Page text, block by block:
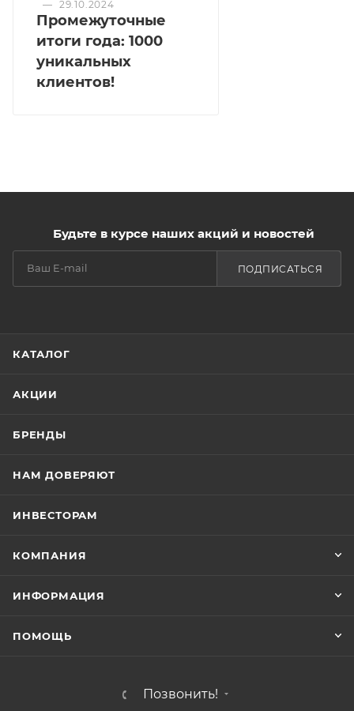
— 29.10.2024
Промежуточные
итоги года: 1000
уникальных
клиентов!
Будьте в курсе наших акций и новостей
ПОДПИСАТЬСЯ
КАТАЛОГ
АКЦИИ
БРЕНДЫ
НАМ ДОВЕРЯЮТ
ИНВЕСТОРАМ
КОМПАНИЯ
ИНФОРМАЦИЯ
ПОМОЩЬ
Позвонить!